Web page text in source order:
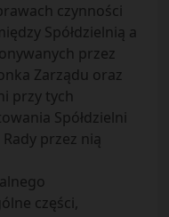
czynności
Spółdzielnią a
przez
Zarządu oraz
przy tych
Spółdzielni
przez nią
części,